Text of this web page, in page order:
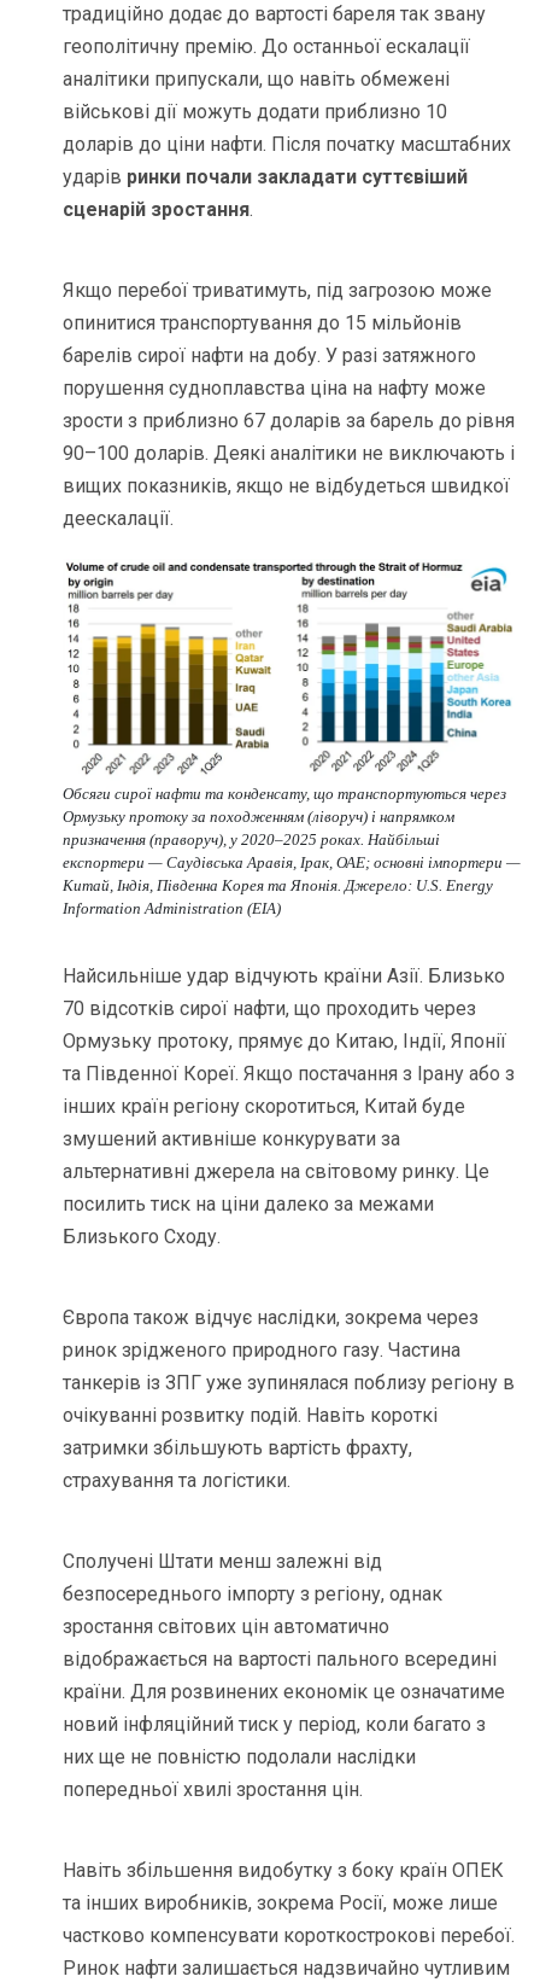
традиційно додає до вартості бареля так звану
геополітичну премію. До останньої ескалації
аналітики припускали, що навіть обмежені
військові дії можуть додати приблизно 10
доларів до ціни нафти. Після початку масштабних
ударів ринки почали закладати суттєвіший
сценарій зростання.
Якщо перебої триватимуть, під загрозою може
опинитися транспортування до 15 мільйонів
барелів сирої нафти на добу. У разі затяжного
порушення судноплавства ціна на нафту може
зрости з приблизно 67 доларів за барель до рівня
90–100 доларів. Деякі аналітики не виключають і
вищих показників, якщо не відбудеться швидкої
деескалації.
Обсяги сирої нафти та конденсату, що транспортуються через
Ормузьку протоку за походженням (ліворуч) і напрямком
призначення (праворуч), у 2020–2025 роках. Найбільші
експортери — Саудівська Аравія, Ірак, ОАЕ; основні імпортери —
Китай, Індія, Південна Корея та Японія. Джерело: U.S. Energy
Information Administration (EIA)
Найсильніше удар відчують країни Азії. Близько
70 відсотків сирої нафти, що проходить через
Ормузьку протоку, прямує до Китаю, Індії, Японії
та Південної Кореї. Якщо постачання з Ірану або з
інших країн регіону скоротиться, Китай буде
змушений активніше конкурувати за
альтернативні джерела на світовому ринку. Це
посилить тиск на ціни далеко за межами
Близького Сходу.
Європа також відчує наслідки, зокрема через
ринок зрідженого природного газу. Частина
танкерів із ЗПГ уже зупинялася поблизу регіону в
очікуванні розвитку подій. Навіть короткі
затримки збільшують вартість фрахту,
страхування та логістики.
Сполучені Штати менш залежні від
безпосереднього імпорту з регіону, однак
зростання світових цін автоматично
відображається на вартості пального всередині
країни. Для розвинених економік це означатиме
новий інфляційний тиск у період, коли багато з
них ще не повністю подолали наслідки
попередньої хвилі зростання цін.
Навіть збільшення видобутку з боку країн ОПЕК
та інших виробників, зокрема Росії, може лише
частково компенсувати короткострокові перебої.
Ринок нафти залишається надзвичайно чутливим